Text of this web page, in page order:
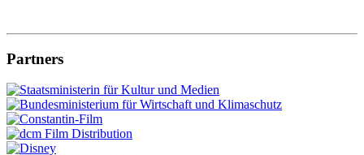
Partners